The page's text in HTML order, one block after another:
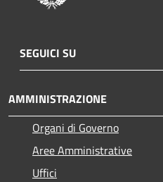
SEGUICI SU
AMMINISTRAZIONE
Organi di Governo
Aree Amministrative
Uffici